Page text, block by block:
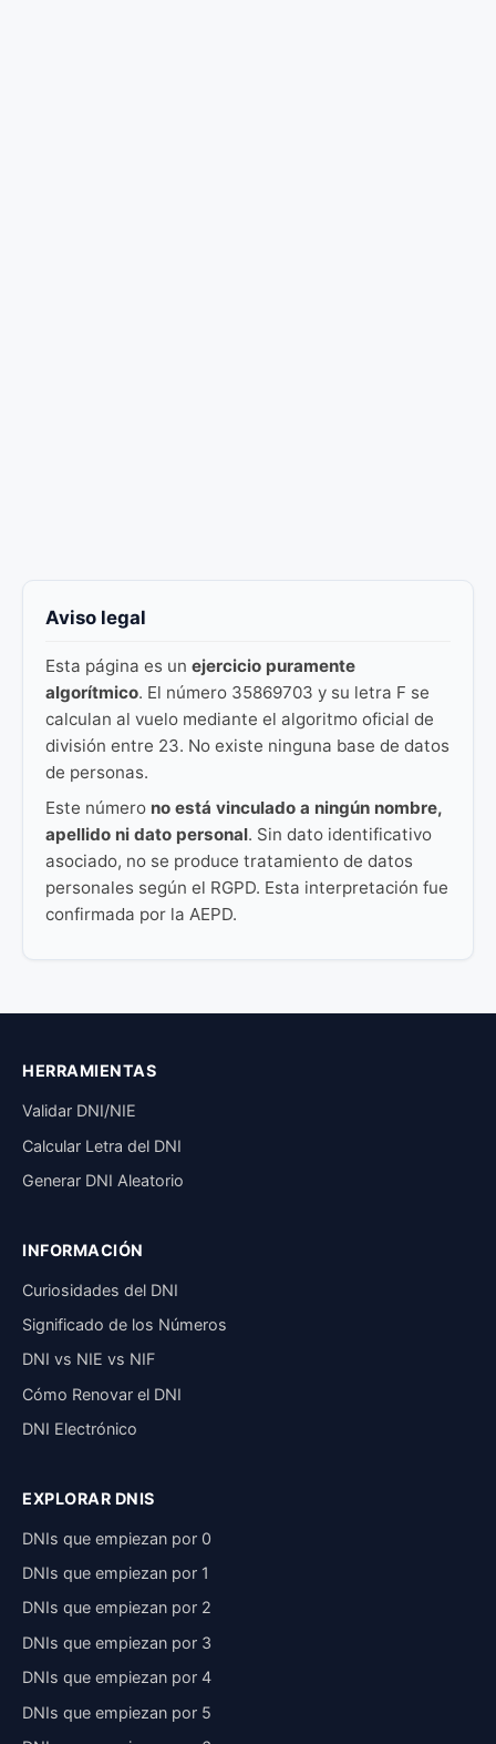
Aviso legal
Esta página es un ejercicio puramente
algorítmico. El número 35869703 y su letra F se
calculan al vuelo mediante el algoritmo oficial de
división entre 23. No existe ninguna base de datos
de personas.
Este número no está vinculado a ningún nombre,
apellido ni dato personal. Sin dato identificativo
asociado, no se produce tratamiento de datos
personales según el RGPD. Esta interpretación fue
confirmada por la AEPD.
HERRAMIENTAS
Validar DNI/NIE
Calcular Letra del DNI
Generar DNI Aleatorio
INFORMACIÓN
Curiosidades del DNI
Significado de los Números
DNI vs NIE vs NIF
Cómo Renovar el DNI
DNI Electrónico
EXPLORAR DNIS
DNIs que empiezan por 0
DNIs que empiezan por 1
DNIs que empiezan por 2
DNIs que empiezan por 3
DNIs que empiezan por 4
DNIs que empiezan por 5